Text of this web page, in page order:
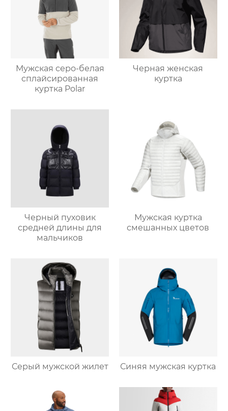
Мужская серо-белая
сплайсированная
куртка Polar
Черная женская
куртка
Черный пуховик
средней длины для
мальчиков
Мужская куртка
смешанных цветов
Серый мужской жилет Синяя мужская куртка